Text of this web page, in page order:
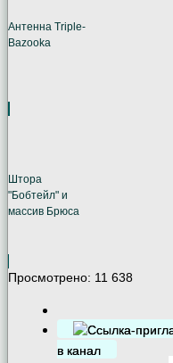
Антенна Triple-
Bazooka
Штора
"Бобтейл" и
массив Брюса
Просмотрено: 11 638
в канал